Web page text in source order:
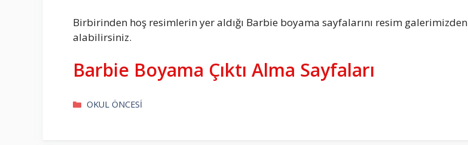
Birbirinden hoş resimlerin yer aldığı Barbie boyama sayfalarını resim galerimizden
alabilirsiniz.
Barbie Boyama Çıktı Alma Sayfaları
Kategoriler
OKUL ÖNCESİ